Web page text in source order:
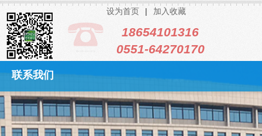
18654101316
0551-64270170
设为首页 | 加入收藏
联系我们